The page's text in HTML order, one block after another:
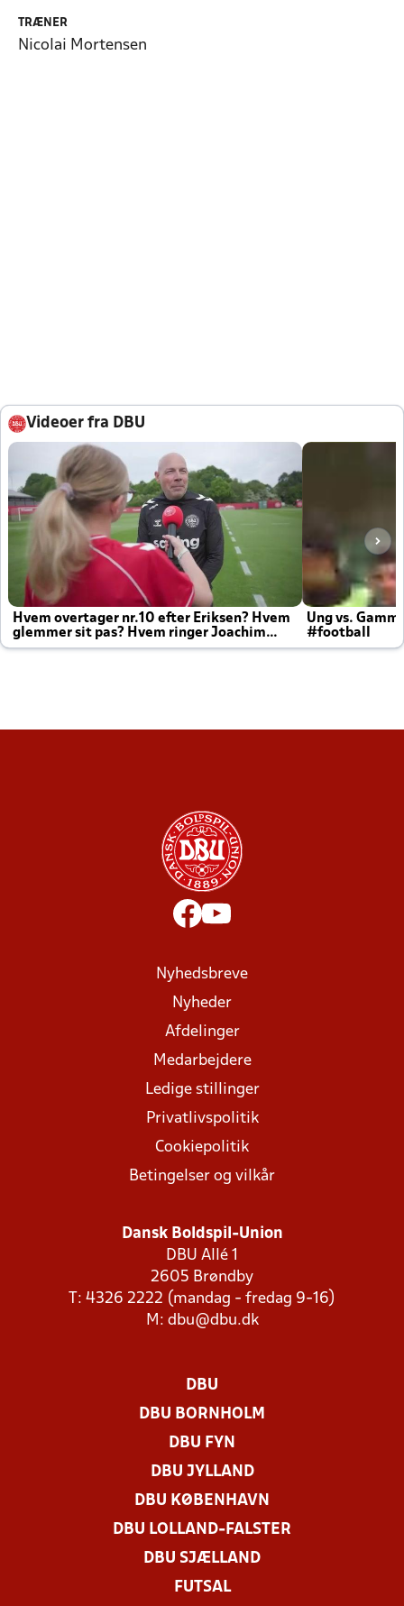
TRÆNER
Nicolai Mortensen
Videoer fra DBU
Hvem overtager nr.10 efter Eriksen? Hvem
glemmer sit pas? Hvem ringer Joachim
altid til efter kampe?
Ung vs.
#football
Nyhedsbreve
Nyheder
Afdelinger
Medarbejdere
Ledige stillinger
Privatlivspolitik
Cookiepolitik
Betingelser og vilkår
Dansk Boldspil-Union
DBU Allé 1
2605 Brøndby
T: 4326 2222 (mandag - fredag 9-16)
M: dbu@dbu.dk
DBU
DBU BORNHOLM
DBU FYN
DBU JYLLAND
DBU KØBENHAVN
DBU LOLLAND-FALSTER
DBU SJÆLLAND
FUTSAL